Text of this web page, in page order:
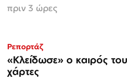
πριν 3 ώρες
Ρεπορτάζ
«Κλείδωσε» ο καιρός
χάρτες